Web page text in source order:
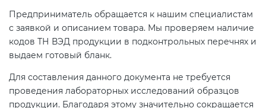
Предприниматель обращается к нашим специалистам
с заявкой и описанием товара. Мы проверяем наличие
кодов ТН ВЭД продукции в подконтрольных перечнях и
выдаем готовый бланк.
Для составления данного документа не требуется
проведения лабораторных исследований образцов
продукции. Благодаря этому значительно сокращается